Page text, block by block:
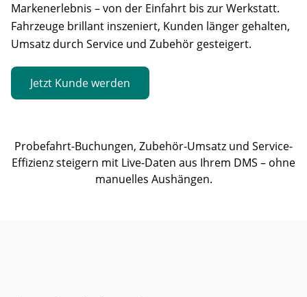
Markenerlebnis – von der Einfahrt bis zur Werkstatt.
Fahrzeuge brillant inszeniert, Kunden länger gehalten,
Umsatz durch Service und Zubehör gesteigert.
Jetzt Kunde werden
Probefahrt-Buchungen, Zubehör-Umsatz und Service-
Effizienz steigern mit Live-Daten aus Ihrem DMS – ohne
manuelles Aushängen.